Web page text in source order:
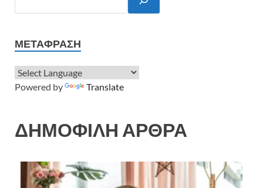
ΜΕΤΆΦΡΑΣΗ
Powered by Translate
ΔΗΜΟΦΙΛΗ ΑΡΘΡΑ